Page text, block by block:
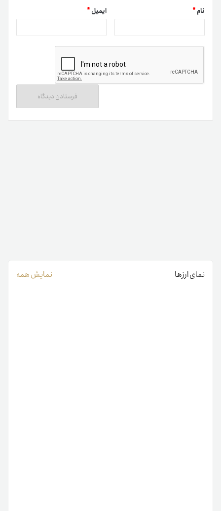
نام* ایمیل*
نمای ارزها نمایش همه